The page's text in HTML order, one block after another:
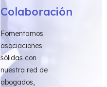
Colaboración
Fomentamos
asociaciones
sólidas con
nuestra red de
abogados,